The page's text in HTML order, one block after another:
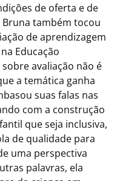
de oferta e de
também tocou
de aprendizagem
Educação
avaliação não é
a temática ganha
suas falas nas
com a construção
que seja inclusiva,
de qualidade para
uma perspectiva
palavras, ela